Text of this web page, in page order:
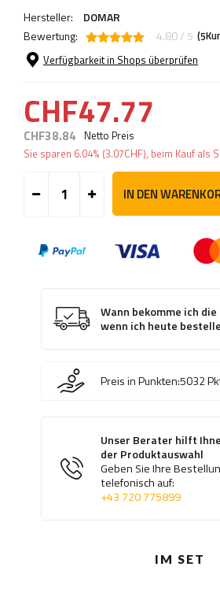
Hersteller:
DOMAR
Bewertung:
4.80 / 5 (5
Verfügbarkeit in Shops überprüfen
CHF47.77
CHF38.84 Netto Preis
Sie sparen 6.04% (3.07CHF), beim Kauf als
IN DEN
Wann bekomme ich die
wenn ich heute
Preis in Punkten:5032
Unser Berater hilft
der Produktauswahl
Geben Sie Ihre
telefonisch auf:
+43 720 775899
IM SET